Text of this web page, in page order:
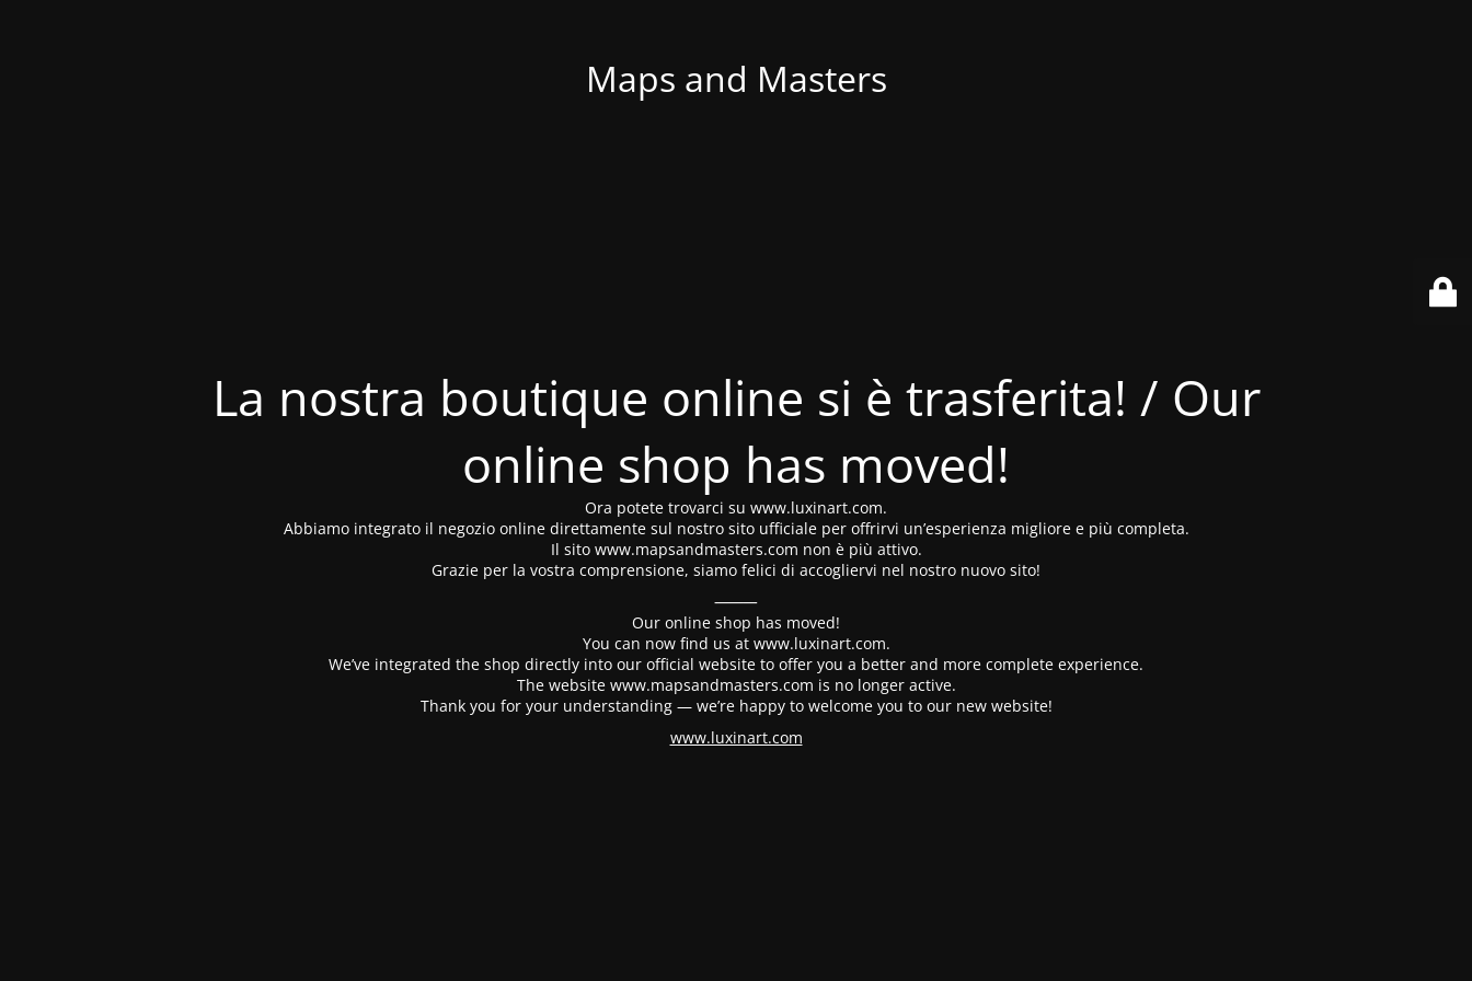
Maps and Masters
La nostra boutique online si è trasferita! / Our
online shop has moved!
Ora potete trovarci su www.luxinart.com.
Abbiamo integrato il negozio online direttamente sul nostro sito ufficiale per offrirvi un’esperienza migliore e più completa.
Il sito www.mapsandmasters.com non è più attivo.
Grazie per la vostra comprensione, siamo felici di accogliervi nel nostro nuovo sito!
⸻
Our online shop has moved!
You can now find us at www.luxinart.com.
We’ve integrated the shop directly into our official website to offer you a better and more complete experience.
The website www.mapsandmasters.com is no longer active.
Thank you for your understanding — we’re happy to welcome you to our new website!
www.luxinart.com